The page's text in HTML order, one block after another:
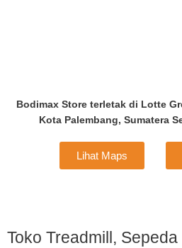
Bodimax Store terletak di Lotte
Kota Palembang, Sumatera
Lihat Maps
Toko Treadmill,